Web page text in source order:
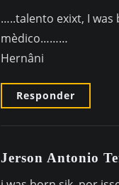
…..talento exixt, I was
mèdico………
Hernâni
Responder
Jerson Antonio